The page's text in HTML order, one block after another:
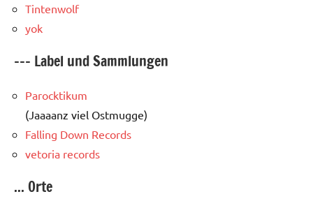
Tintenwolf
yok
--- Label und Sammlungen
Parocktikum
(Jaaaanz viel Ostmugge)
Falling Down Records
vetoria records
... Orte